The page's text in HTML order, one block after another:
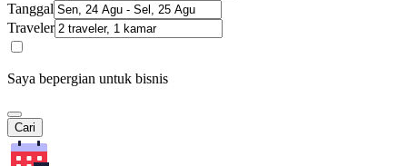
Tanggal
Traveler
Saya bepergian untuk bisnis
Cari